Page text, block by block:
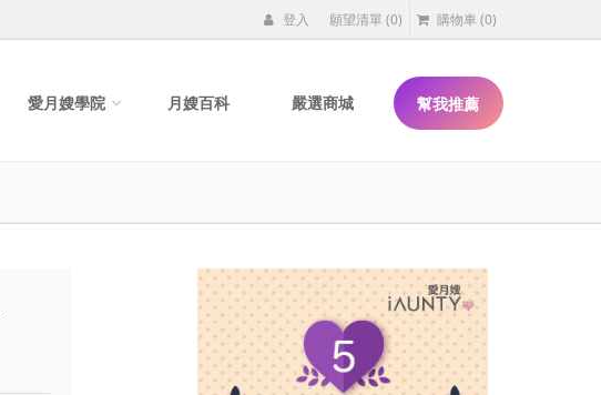
登入 願望清單(0) 購物車 (0)
愛月嫂學院 月嫂百科 嚴選商城 幫我推薦